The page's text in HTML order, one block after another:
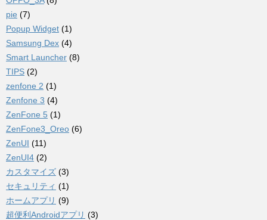
pie (7)
Popup Widget (1)
Samsung Dex (4)
Smart Launcher (8)
TIPS (2)
zenfone 2 (1)
Zenfone 3 (4)
ZenFone 5 (1)
ZenFone3_Oreo (6)
ZenUI (11)
ZenUI4 (2)
カスタマイズ (3)
セキュリティ (1)
ホームアプリ (9)
超便利Androidアプリ (3)